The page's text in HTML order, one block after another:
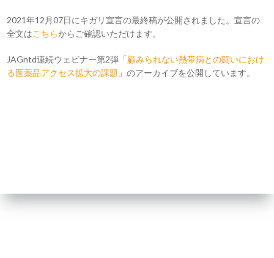
2021年12月07日にキガリ宣言の最終稿が公開されました。宣言の
全文はこちらからご確認いただけます。
JAGntd連続ウェビナー第2弾「顧みられない熱帯病との闘いにおけ
る医薬品アクセス拡大の課題 」のアーカイブを公開しています。